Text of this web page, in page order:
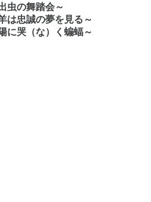
虫の舞踏会～
は忠誠の夢を見る～
に哭（な）く蝙蝠～